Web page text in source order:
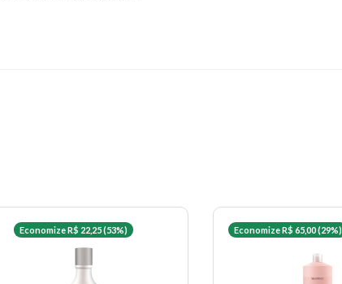
Economize R$ 22,25 (53%) Economize R$ 65,00 (29%)